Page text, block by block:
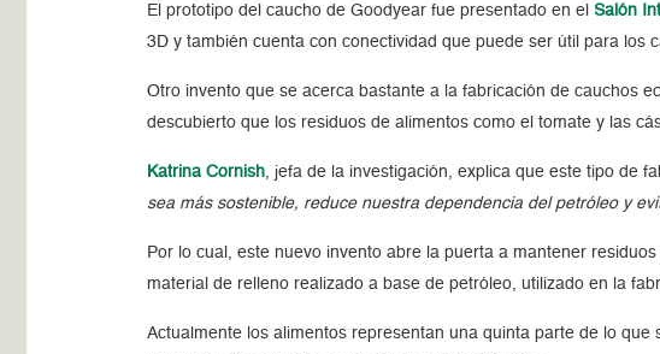
El prototipo del caucho de Goodyear fue presentado en el Salón
3D y también cuenta con conectividad que puede ser útil para los
Otro invento que se acerca bastante a la fabricación de cauchos
descubierto que los residuos de alimentos como el tomate y las
Katrina Cornish , jefa de la investigación, explica que este tipo de
sea más sostenible, reduce nuestra dependencia del petróleo y
Por lo cual, este nuevo invento abre la puerta a mantener
material de relleno realizado a base de petróleo, utilizado en la
Actualmente los alimentos representan una quinta parte de lo